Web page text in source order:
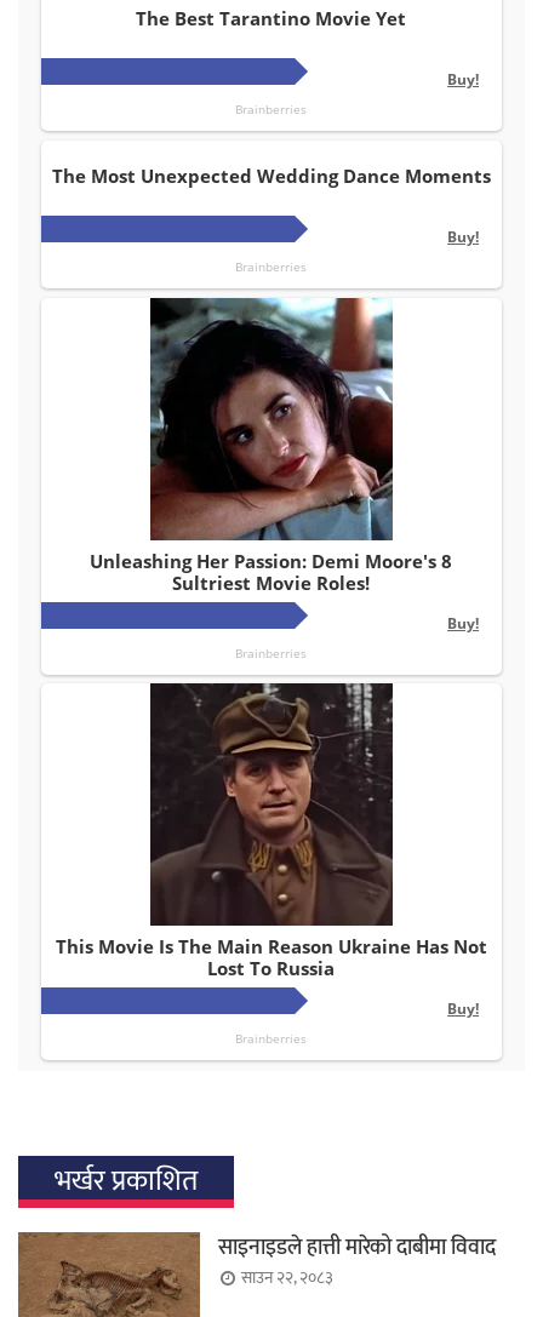
भर्खर प्रकाशित
साइनाइडले हात्ती मारेको दाबीमा विवाद
साउन २२, २०८३